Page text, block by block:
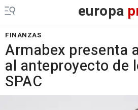
europa
FINANZAS
Armabex presenta
al anteproyecto de
SPAC